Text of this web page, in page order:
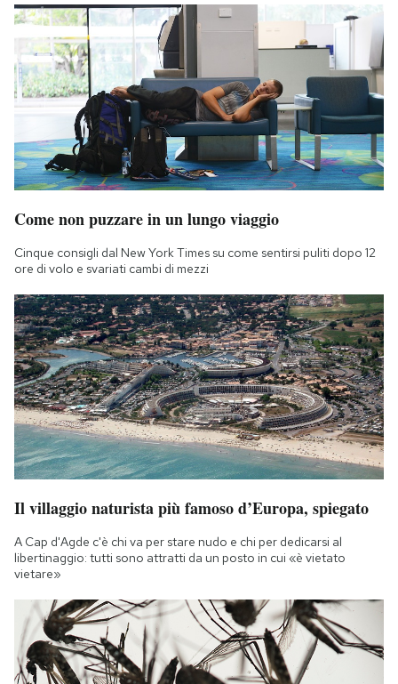
Come non puzzare in un lungo viaggio
Cinque consigli dal New York Times su come sentirsi puliti dopo 12
ore di volo e svariati cambi di mezzi
Il villaggio naturista più famoso d’Europa, spiegato
A Cap d'Agde c'è chi va per stare nudo e chi per dedicarsi al
libertinaggio: tutti sono attratti da un posto in cui «è vietato
vietare»